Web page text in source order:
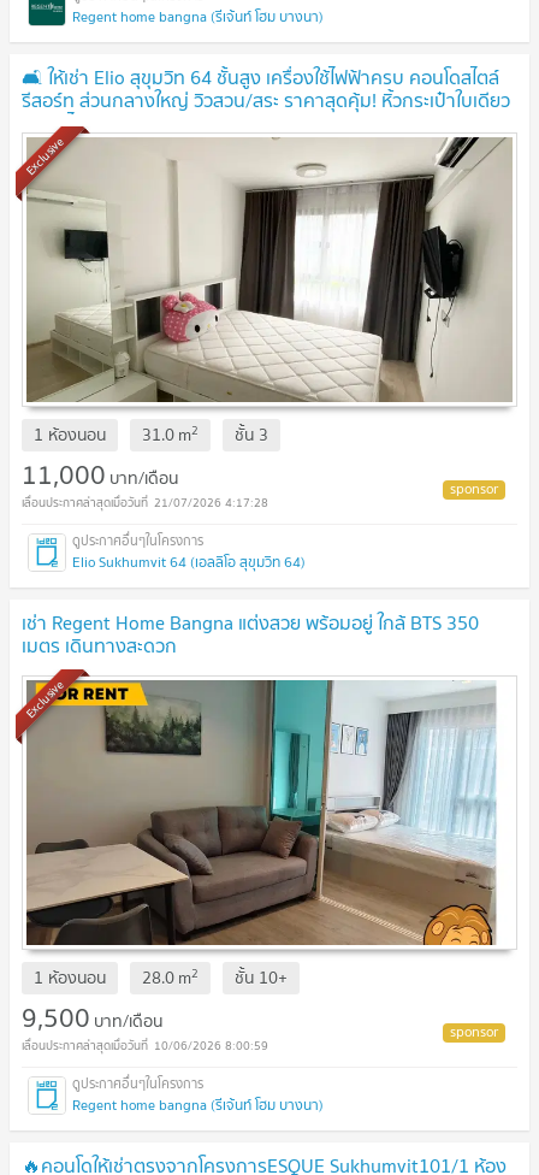
Regent home bangna (รีเจ้นท์ โฮม บางนา)
🛋️ ให้เช่า Elio สุขุมวิท 64 ชั้นสูง เครื่องใช้ไฟฟ้าครบ คอนโดสไตล์
รีสอร์ท ส่วนกลางใหญ่ วิวสวน/สระ ราคาสุดคุ้ม! หิ้วกระเป๋าใบเดียว
เข้าอยู่ได้เลย! 🧳
Exclusive
1 ห้องนอน 31.0m2 ชั้น 3
11,000 บาท/เดือน
21/07/2026 4:17:28
Elio Sukhumvit 64 (เอลลิโอ สุขุมวิท 64)
เช่า Regent Home Bangna แต่งสวย พร้อมอยู่ ใกล้ BTS 350
เมตร เดินทางสะดวก
Exclusive
1 ห้องนอน 28.0m2 ชั้น 10+
9,500 บาท/เดือน
10/06/2026 8:00:59
Regent home bangna (รีเจ้นท์ โฮม บางนา)
🔥คอนโดให้เช่าตรงจากโครงการESQUE Sukhumvit101/1 ห้อง